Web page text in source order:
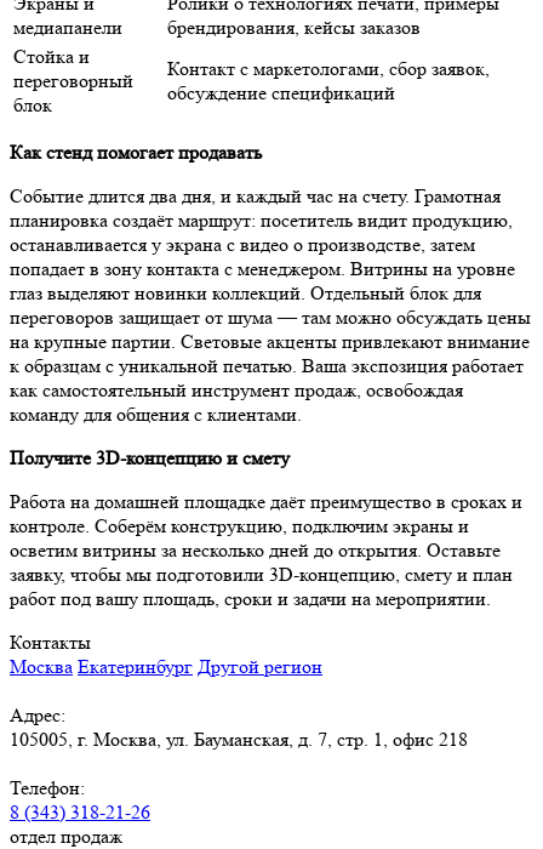
медиапанели
брендирования, кейсы заказов
Стойка и
переговорный
блок
Контакт с маркетологами, сбор заявок,
обсуждение спецификаций
Как стенд помогает продавать
Событие длится два дня, и каждый час на счету. Грамотная
планировка создаёт маршрут: посетитель видит продукцию,
останавливается у экрана с видео о производстве, затем
попадает в зону контакта с менеджером. Витрины на уровне
глаз выделяют новинки коллекций. Отдельный блок для
переговоров защищает от шума — там можно обсуждать цены
на крупные партии. Световые акценты привлекают внимание
к образцам с уникальной печатью. Ваша экспозиция работает
как самостоятельный инструмент продаж, освобождая
команду для общения с клиентами.
Получите 3D-концепцию и смету
Работа на домашней площадке даёт преимущество в сроках и
контроле. Соберём конструкцию, подключим экраны и
осветим витрины за несколько дней до открытия. Оставьте
заявку, чтобы мы подготовили 3D-концепцию, смету и план
работ под вашу площадь, сроки и задачи на мероприятии.
Контакты
Москва Екатеринбург Другой регион
Адрес:
105005, г. Москва, ул. Бауманская, д. 7, стр. 1, офис 218
Телефон:
8 (343) 318-21-26
отдел продаж